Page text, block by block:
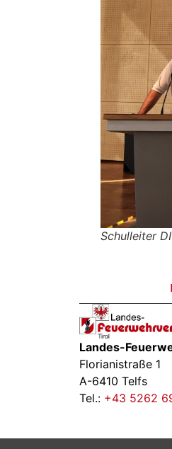
Schulleiter
Landes-
Florianistraße 1
A-6410 Telfs
Tel.: +43 5262